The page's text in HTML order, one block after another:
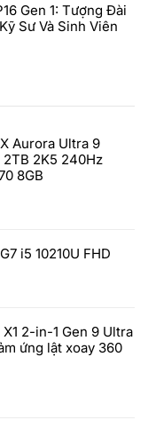
Gen 1: Tượng Đài
Sư Và Sinh Viên
Aurora Ultra 9
2TB 2K5 240Hz
8GB
i5 10210U FHD
2-in-1 Gen 9 Ultra
ứng lật xoay 360